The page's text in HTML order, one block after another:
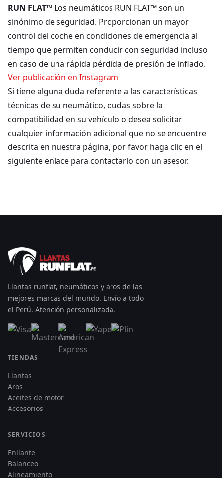
RUN FLAT™ Los neumáticos RUN FLAT™ son un
sinónimo de seguridad. Proporcionan un mayor
control del coche en condiciones de emergencia al
tiempo que permiten conducir con seguridad incluso
en caso de una rápida pérdida de presión de inflado.
Ver publicación en Instagram
Si tiene alguna duda referente a las características
técnicas de su neumático, dudas sobre la
compatibilidad en su vehículo o desea solicitar
cualquier información adicional que no se encuentre
descrita en nuestra página, por favor haga clic en el
siguiente enlace para contactarlo con un asesor.
Llantas runflat, neumáticos y aros de las
mejores marcas del mundo. Envío a todo
el Perú. Atención personalizada.
TIENDAS
Llantas
Aros
Aceites de motor
Accesorios
SERVICIOS
Enllante
Balanceo
Alineamiento